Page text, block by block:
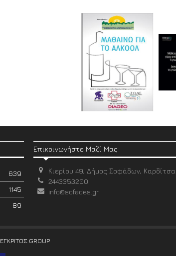
639
1145
89
Επικοινωνήστε Μαζί Μας
Κιερίου 49, Δήμος Σοφάδων, Καρδίτσα
2443353200
info@sofades.gr
ΕΓΚΡΙΤΟΣ GROUP